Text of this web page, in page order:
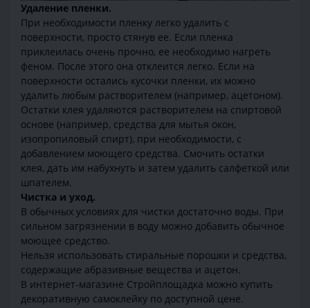
Удаление пленки.
При необходимости пленку легко удалить с
поверхности, просто стянув ее. Если пленка
приклеилась очень прочно, ее необходимо нагреть
феном. После этого она отклеится легко. Если на
поверхности остались кусочки пленки, их можно
удалить любым растворителем (например, ацетоном).
Остатки клея удаляются растворителем на спиртовой
основе (например, средства для мытья окон,
изопропиловый спирт), при необходимости, с
добавлением моющего средства. Смочить остатки
клея, дать им набухнуть и затем удалить салфеткой или
шпателем.
Чистка и уход.
В обычных условиях для чистки достаточно воды. При
сильном загрязнении в воду можно добавить обычное
моющее средство.
Нельзя использовать стиральные порошки и средства,
содержащие абразивные вещества и ацетон.
В интернет-магазине Стройплощадка можно купить
декоративную самоклейку по доступной цене.